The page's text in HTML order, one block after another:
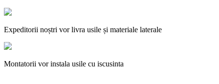
Expeditorii noștri vor livra usile și materiale laterale
Montatorii vor instala usile cu iscusinta